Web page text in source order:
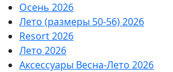
Осень 2026
Лето (размеры 50-56) 2026
Resort 2026
Лето 2026
Аксессуары Весна-Лето 2026